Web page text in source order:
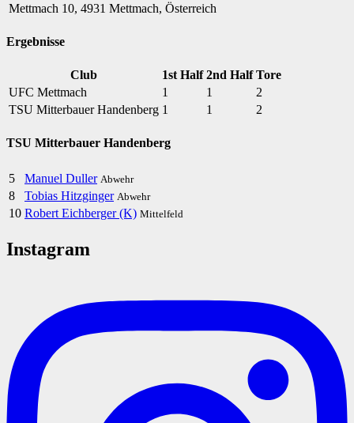
Mettmach 10, 4931 Mettmach, Österreich
Ergebnisse
Club 1st Half 2nd Half Tore
UFC Mettmach
1 1
2
TSU Mitterbauer Handenberg 1 1 2
TSU Mitterbauer Handenberg
5 Manuel Duller Abwehr
8 Tobias Hitzginger Abwehr
10 Robert Eichberger (K) Mittelfeld
Instagram